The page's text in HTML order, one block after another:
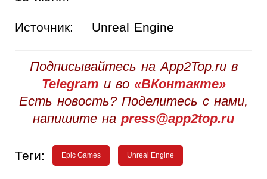
Источник: Unreal Engine
Подписывайтесь на App2Top.ru в
Telegram и во «ВКонтакте»
Есть новость? Поделитесь с нами,
напишите на press@app2top.ru
Теги: Epic Games Unreal Engine